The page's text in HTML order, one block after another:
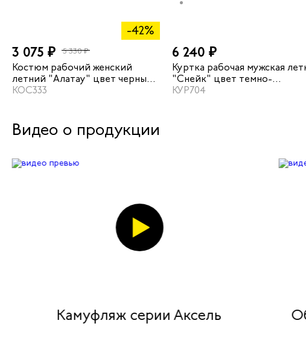
-42%
3 075 ₽ 5 330 ₽
Костюм рабочий женский
летний "Алатау" цвет черный/
зеленый
КОС333
6 240 ₽
Куртка рабочая мужская
"Снейк" цвет темно-
бирюзовый/черный
КУР704
Видео о продукции
Камуфляж серии Аксель